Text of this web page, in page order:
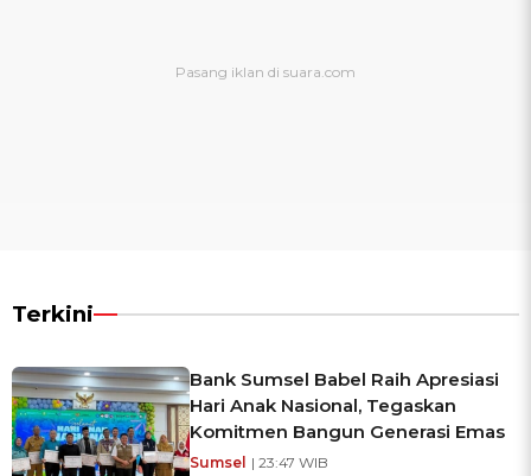
Terkini
Bank Sumsel Babel Raih Apresiasi
Hari Anak Nasional, Tegaskan
Komitmen Bangun Generasi Emas
Sumsel | 23:47 WIB